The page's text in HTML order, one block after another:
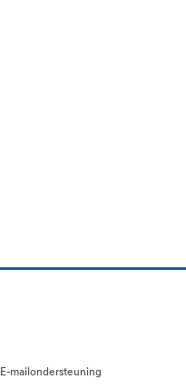
E-mailondersteuning